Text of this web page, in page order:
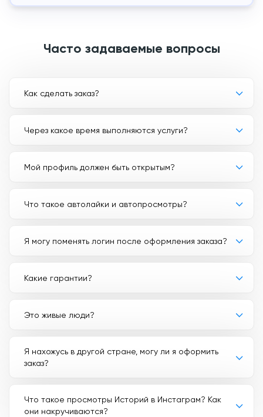
Часто задаваемые вопросы
Как сделать заказ?
Через какое время выполняются услуги?
Мой профиль должен быть открытым?
Что такое автолайки и автопросмотры?
Я могу поменять логин после оформления заказа?
Какие гарантии?
Это живые люди?
Я нахожусь в другой стране, могу ли я оформить
заказ?
Что такое просмотры Историй в Инстаграм? Как
они накручиваются?